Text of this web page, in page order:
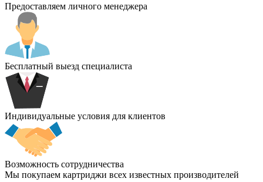
Предоставляем личного менеджера
Бесплатный выезд специалиста
Индивидуальные условия для клиентов
Возможность сотрудничества
Мы покупаем картриджи всех известных производителей